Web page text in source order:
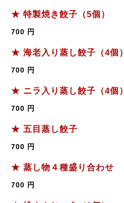
★ 特製焼き餃子（5個）
700 円
★ 海老入り蒸し餃子（4個）
700 円
★ ニラ入り蒸し餃子（4個）
700 円
★ 五目蒸し餃子
700 円
★ 蒸し物４種盛り合わせ
700 円